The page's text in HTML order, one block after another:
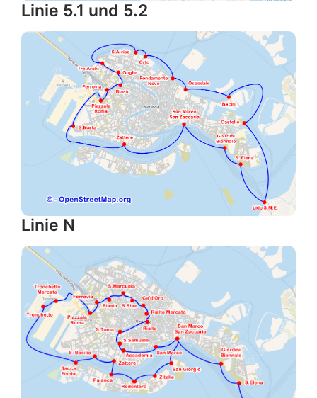
Linie 5.1 und 5.2
Linie N